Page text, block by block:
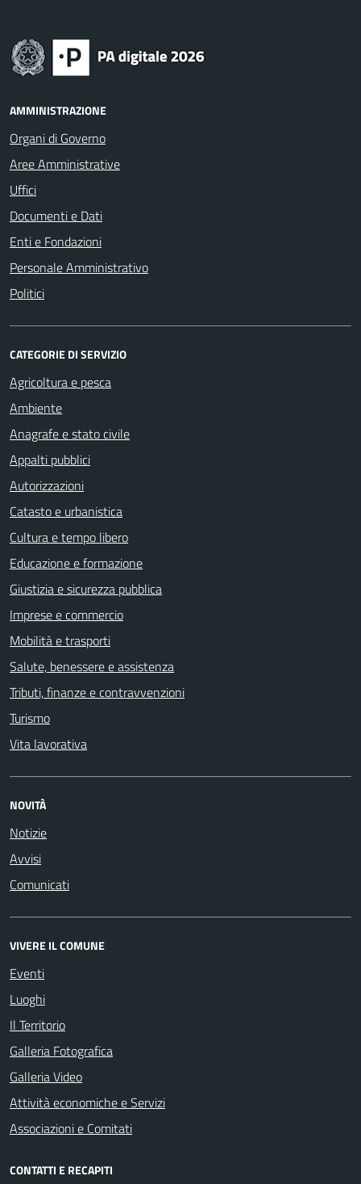
AMMINISTRAZIONE
Organi di Governo
Aree Amministrative
Uffici
Documenti e Dati
Enti e Fondazioni
Personale Amministrativo
Politici
CATEGORIE DI SERVIZIO
Agricoltura e pesca
Ambiente
Anagrafe e stato civile
Appalti pubblici
Autorizzazioni
Catasto e urbanistica
Cultura e tempo libero
Educazione e formazione
Giustizia e sicurezza pubblica
Imprese e commercio
Mobilità e trasporti
Salute, benessere e assistenza
Tributi, finanze e contravvenzioni
Turismo
Vita lavorativa
NOVITÀ
Notizie
Avvisi
Comunicati
VIVERE IL COMUNE
Eventi
Luoghi
Il Territorio
Galleria Fotografica
Galleria Video
Attività economiche e Servizi
Associazioni e Comitati
CONTATTI E RECAPITI